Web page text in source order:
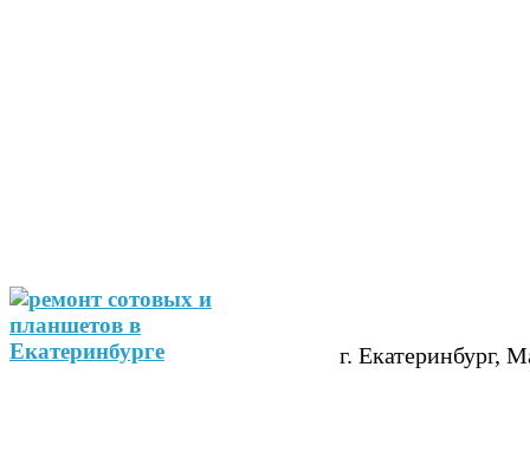
г. Екатеринбург,